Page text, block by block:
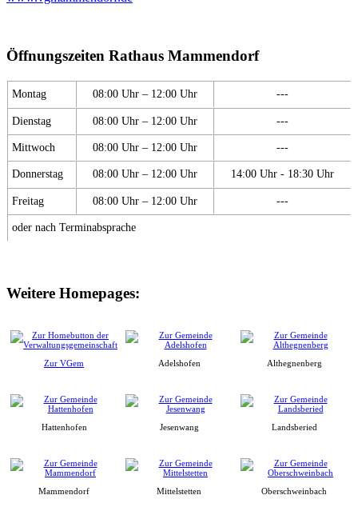
Öffnungszeiten Rathaus Mammendorf
Montag 08:00 Uhr – 12:00 Uhr ---
Dienstag 08:00 Uhr – 12:00 Uhr ---
Mittwoch 08:00 Uhr – 12:00 Uhr ---
Donnerstag 08:00 Uhr – 12:00 Uhr 14:00 Uhr - 18:30 Uhr
Freitag 08:00 Uhr – 12:00 Uhr ---
oder nach Terminabsprache
Weitere Homepages:
Zur VGem Adelshofen Althegnenberg
Hattenhofen Jesenwang Landsberied
Mammendorf Mittelstetten Oberschweinbach